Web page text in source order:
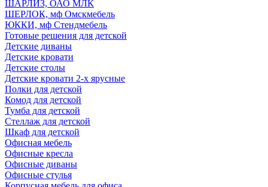
ШАРЛИЗ, ОАО МЛК
ШЕРЛОК, мф Омскмебель
ЮККИ, мф Стендмебель
Готовые решения для детской
Детские диваны
Детские кровати
Детские столы
Детские кровати 2-х ярусные
Полки для детской
Комод для детской
Тумба для детской
Стеллаж для детской
Шкаф для детской
Офисная мебель
Офисные кресла
Офисные диваны
Офисные стулья